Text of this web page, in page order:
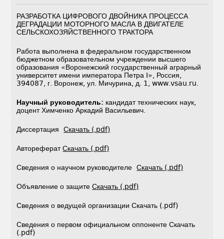
РАЗРАБОТКА ЦИФРОВОГО ДВОЙНИКА ПРОЦЕССА
ДЕГРАДАЦИИ МОТОРНОГО МАСЛА В ДВИГАТЕЛЕ
СЕЛЬСКОХОЗЯЙСТВЕННОГО ТРАКТОРА
Работа выполнена в федеральном государственном
бюджетном образовательном учреждении высшего
образования «Воронежский государственный аграрный
университет имени императора Петра I», Россия,
394087, г. Воронеж, ул. Мичурина, д. 1, www.vsau.ru.
Научный руководитель: кандидат технических наук,
доцент Химченко Аркадий Васильевич.
ДиссертацияСкачать (.pdf)
АвторефератСкачать (.pdf)
Сведения о научном руководителеСкачать (.pdf)
Объявление о защитеСкачать (.pdf)
Сведения о ведущей организации Скачать (.pdf)
Сведения о первом официальном оппоненте Скачать
(.pdf)